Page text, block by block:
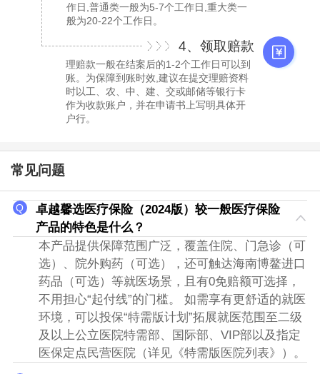
作日,普通类一般为5-7个工作日,重大类一
般为20-22个工作日。
4、领取赔款
理赔款一般在结案后的1-2个工作日可以到
账。为保障到账时效,建议在提交理赔资料
时以工、农、中、建、交或邮储等银行卡
作为收款账户，并在申请书上写明具体开
户行。
常见问题
卓越馨选医疗保险（2024版）较一般医疗保险
产品的特色是什么？
本产品提供保障范围广泛，覆盖住院、门急诊（可
选）、院外购药（可选），还可触达海南博鳌进口
药品（可选）等就医场景，且有0免赔额可选择，
不用担心“起付线”的门槛。 如需享有更舒适的就医
环境，可以投保“特需版计划”拓展就医范围至二级
及以上公立医院特需部、国际部、VIP部以及指定
医保定点民营医院（详见《特需版医院列表》）。